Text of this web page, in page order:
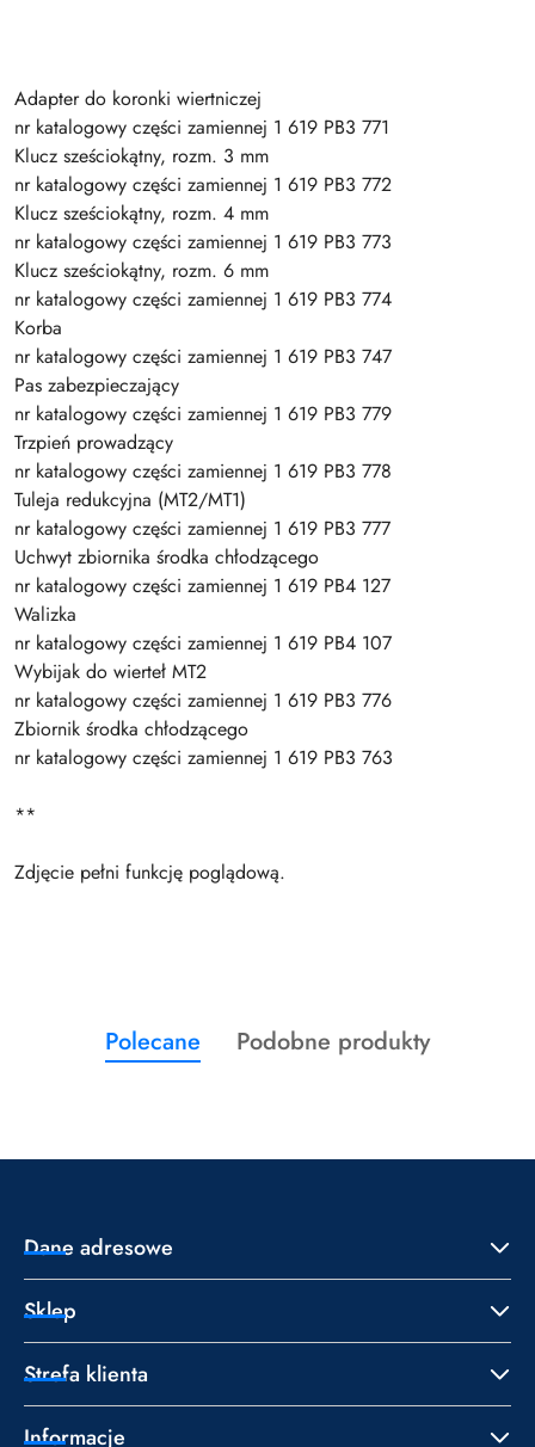
Adapter do koronki wiertniczej
nr katalogowy części zamiennej 1 619 PB3 771
Klucz sześciokątny, rozm. 3 mm
nr katalogowy części zamiennej 1 619 PB3 772
Klucz sześciokątny, rozm. 4 mm
nr katalogowy części zamiennej 1 619 PB3 773
Klucz sześciokątny, rozm. 6 mm
nr katalogowy części zamiennej 1 619 PB3 774
Korba
nr katalogowy części zamiennej 1 619 PB3 747
Pas zabezpieczający
nr katalogowy części zamiennej 1 619 PB3 779
Trzpień prowadzący
nr katalogowy części zamiennej 1 619 PB3 778
Tuleja redukcyjna (MT2/MT1)
nr katalogowy części zamiennej 1 619 PB3 777
Uchwyt zbiornika środka chłodzącego
nr katalogowy części zamiennej 1 619 PB4 127
Walizka
nr katalogowy części zamiennej 1 619 PB4 107
Wybijak do wierteł MT2
nr katalogowy części zamiennej 1 619 PB3 776
Zbiornik środka chłodzącego
nr katalogowy części zamiennej 1 619 PB3 763
**
Zdjęcie pełni funkcję poglądową.
Pomiń karuzelę produktów
Produkty
o
Polecane
Produkty
Podobne produkty
Dane adresowe
Sklep
Strefa klienta
Informacje